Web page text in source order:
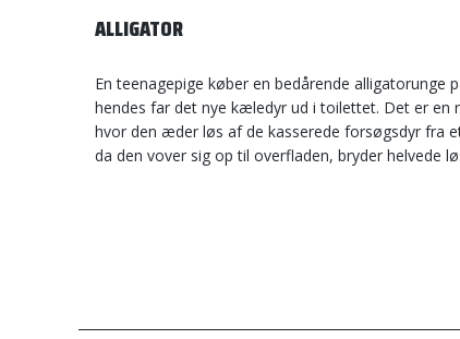
ALLIGATOR
En teenagepige køber en bedårende alligatorunge
hendes far det nye kæledyr ud i toilettet. Det er
hvor den æder løs af de kasserede forsøgsdyr fra
da den vover sig op til overfladen, bryder helvede